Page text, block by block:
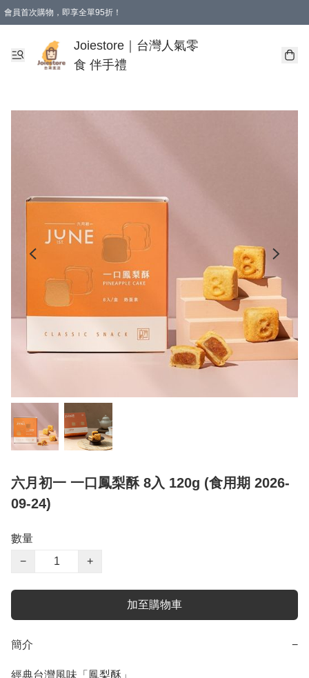
會員首次購物，即享全單95折！
購物滿 HKD 350.00即享免運費優惠！（適用於 本地送貨、本地取貨 )
Joiestore｜台灣人氣零
食 伴手禮
六月初一 一口鳳梨酥 8入 120g (食用期 2026-
09-24)
數量
−
+
加至購物車
簡介 −
經典台灣風味「鳳梨酥」